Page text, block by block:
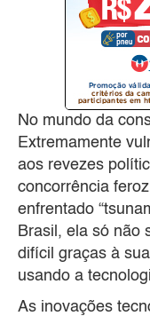
No mundo da
Extremamente
aos revezes
concorrência
enfrentado
Brasil, ela só não
difícil graças à
usando a
As inovações